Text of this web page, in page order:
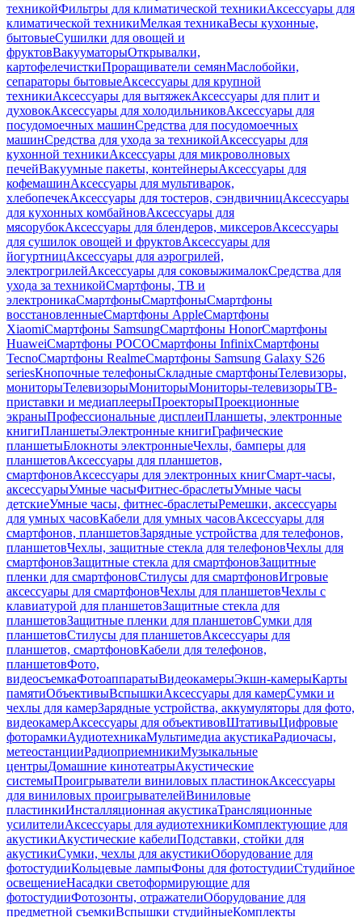
техникойФильтры для климатической техникиАксессуары для
климатической техникиМелкая техникаВесы кухонные,
бытовыеСушилки для овощей и
фруктовВакууматорыОткрывалки,
картофелечисткиПроращиватели семянМаслобойки,
сепараторы бытовыеАксессуары для крупной
техникиАксессуары для вытяжекАксессуары для плит и
духовокАксессуары для холодильниковАксессуары для
посудомоечных машинСредства для посудомоечных
машинСредства для ухода за техникойАксессуары для
кухонной техникиАксессуары для микроволновых
печейВакуумные пакеты, контейнерыАксессуары для
кофемашинАксессуары для мультиварок,
хлебопечекАксессуары для тостеров, сэндвичницАксессуары
для кухонных комбайновАксессуары для
мясорубокАксессуары для блендеров, миксеровАксессуары
для сушилок овощей и фруктовАксессуары для
йогуртницАксессуары для аэрогрилей,
электрогрилейАксессуары для соковыжималокСредства для
ухода за техникойСмартфоны, ТВ и
электроникаСмартфоныСмартфоныСмартфоны
восстановленныеСмартфоны AppleСмартфоны
XiaomiСмартфоны SamsungСмартфоны HonorСмартфоны
HuaweiСмартфоны POCOСмартфоны InfinixСмартфоны
TecnoСмартфоны RealmeСмартфоны Samsung Galaxy S26
seriesКнопочные телефоныСкладные смартфоныТелевизоры,
мониторыТелевизорыМониторыМониторы-телевизорыТВ-
приставки и медиаплеерыПроекторыПроекционные
экраныПрофессиональные дисплеиПланшеты, электронные
книгиПланшетыЭлектронные книгиГрафические
планшетыБлокноты электронныеЧехлы, бамперы для
планшетовАксессуары для планшетов,
смартфоновАксессуары для электронных книгСмарт-часы,
аксессуарыУмные часыФитнес-браслетыУмные часы
детскиеУмные часы, фитнес-браслетыРемешки, аксессуары
для умных часовКабели для умных часовАксессуары для
смартфонов, планшетовЗарядные устройства для телефонов,
планшетовЧехлы, защитные стекла для телефоновЧехлы для
смартфоновЗащитные стекла для смартфоновЗащитные
пленки для смартфоновСтилусы для смартфоновИгровые
аксессуары для смартфоновЧехлы для планшетовЧехлы с
клавиатурой для планшетовЗащитные стекла для
планшетовЗащитные пленки для планшетовСумки для
планшетовСтилусы для планшетовАксессуары для
планшетов, смартфоновКабели для телефонов,
планшетовФото,
видеосъемкаФотоаппаратыВидеокамерыЭкшн-камерыКарты
памятиОбъективыВспышкиАксессуары для камерСумки и
чехлы для камерЗарядные устройства, аккумуляторы для фото,
видеокамерАксессуары для объективовШтативыЦифровые
фоторамкиАудиотехникаМультимедиа акустикаРадиочасы,
метеостанцииРадиоприемникиМузыкальные
центрыДомашние кинотеатрыАкустические
системыПроигрыватели виниловых пластинокАксессуары
для виниловых проигрывателейВиниловые
пластинкиИнсталляционная акустикаТрансляционные
усилителиАксессуары для аудиотехникиКомплектующие для
акустикиАкустические кабелиПодставки, стойки для
акустикиСумки, чехлы для акустикиОборудование для
фотостудииКольцевые лампыФоны для фотостудииСтудийное
освещениеНасадки светоформирующие для
фотостудииФотозонты, отражателиОборудование для
предметной съемкиВспышки студийныеКомплекты